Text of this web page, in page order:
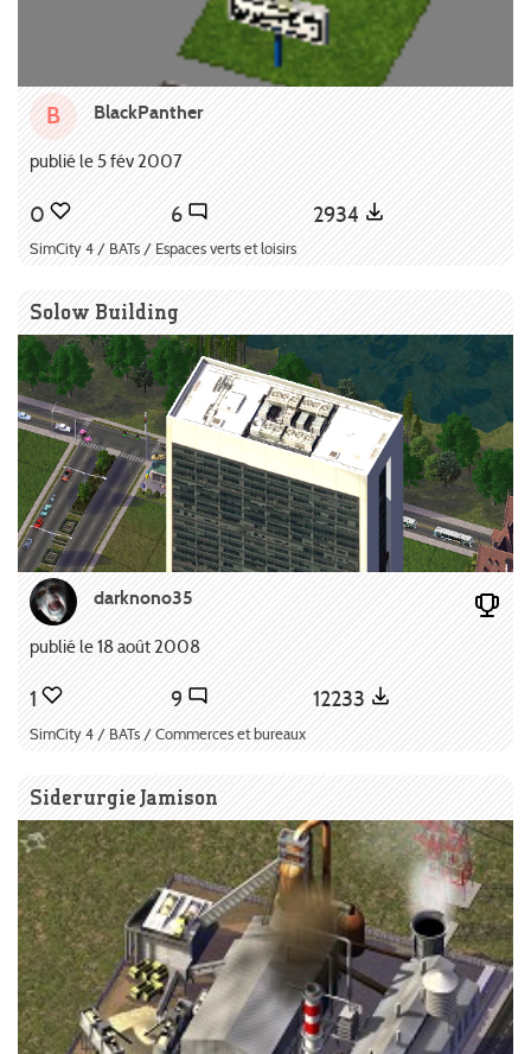
B BlackPanther
publié le 5 fév 2007
0 6 2934
SimCity 4 / BATs / Espaces verts et loisirs
Solow Building
darknono35
publié le 18 août 2008
1 9 12233
SimCity 4 / BATs / Commerces et bureaux
Siderurgie Jamison